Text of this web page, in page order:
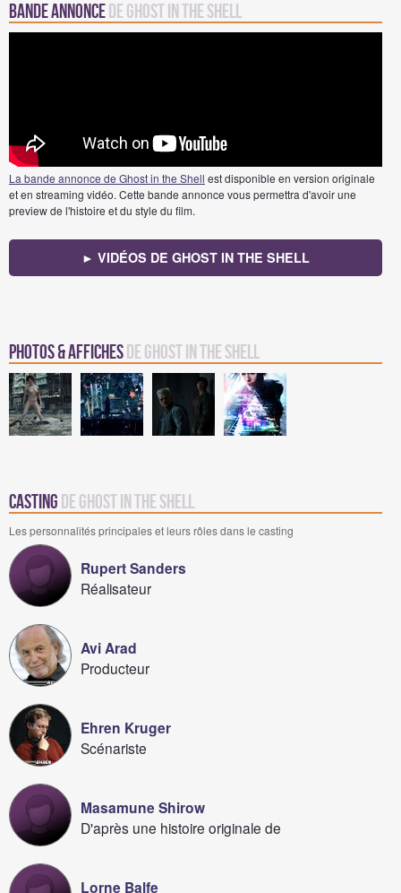
Bande annoncede Ghost in the Shell
La bande annonce de Ghost in the Shell est disponible en version originale
et en streaming vidéo. Cette bande annonce vous permettra d'avoir une
preview de l'histoire et du style du film.
► VIDÉOS DE GHOST IN THE SHELL
Photos & Affichesde Ghost in the Shell
Casting de Ghost in the Shell
Les personnalités principales et leurs rôles dans le casting
Rupert Sanders
Réalisateur
Avi Arad
Producteur
Ehren Kruger
Scénariste
Masamune Shirow
D'après une histoire originale de
Lorne Balfe